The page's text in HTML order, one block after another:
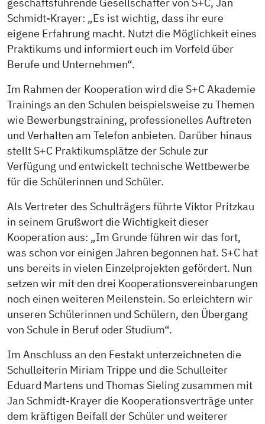
geschäftsführende Gesellschafter von S+C, Jan
Schmidt-Krayer: „Es ist wichtig, dass ihr eure
eigene Erfahrung macht. Nutzt die Möglichkeit eines
Praktikums und informiert euch im Vorfeld über
Berufe und Unternehmen“.
Im Rahmen der Kooperation wird die S+C Akademie
Trainings an den Schulen beispielsweise zu Themen
wie Bewerbungstraining, professionelles Auftreten
und Verhalten am Telefon anbieten. Darüber hinaus
stellt S+C Praktikumsplätze der Schule zur
Verfügung und entwickelt technische Wettbewerbe
für die Schülerinnen und Schüler.
Als Vertreter des Schulträgers führte Viktor Pritzkau
in seinem Grußwort die Wichtigkeit dieser
Kooperation aus: „Im Grunde führen wir das fort,
was schon vor einigen Jahren begonnen hat. S+C hat
uns bereits in vielen Einzelprojekten gefördert. Nun
setzen wir mit den drei Kooperationsvereinbarungen
noch einen weiteren Meilenstein. So erleichtern wir
unseren Schülerinnen und Schülern, den Übergang
von Schule in Beruf oder Studium“.
Im Anschluss an den Festakt unterzeichneten die
Schulleiterin Miriam Trippe und die Schulleiter
Eduard Martens und Thomas Sieling zusammen mit
Jan Schmidt-Krayer die Kooperationsverträge unter
dem kräftigen Beifall der Schüler und weiterer